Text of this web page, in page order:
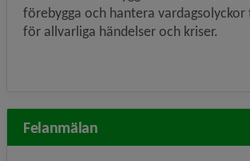
förebygga och hantera
för allvarliga händelser och kriser.
Felanmälan